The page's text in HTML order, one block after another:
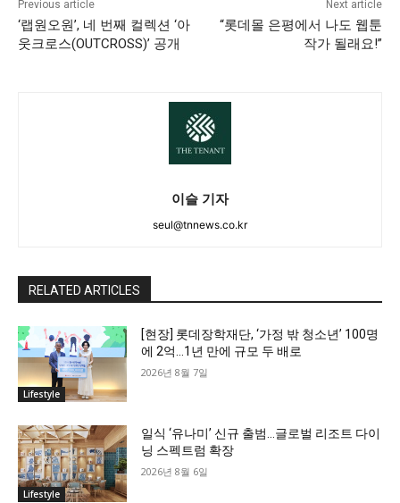
Previous article
‘랩원오원’, 네 번째 컬렉션 ‘아
웃크로스(OUTCROSS)’ 공개
Next article
“롯데몰 은평에서 나도 웹툰
작가 될래요!”
이슬 기자
seul@tnnews.co.kr
RELATED ARTICLES
Lifestyle
[현장] 롯데장학재단, ‘가정 밖 청소년’ 100명
에 2억…1년 만에 규모 두 배로
2026년 8월 7일
Lifestyle
일식 ‘유나미’ 신규 출범…글로벌 리조트 다이
닝 스펙트럼 확장
2026년 8월 6일